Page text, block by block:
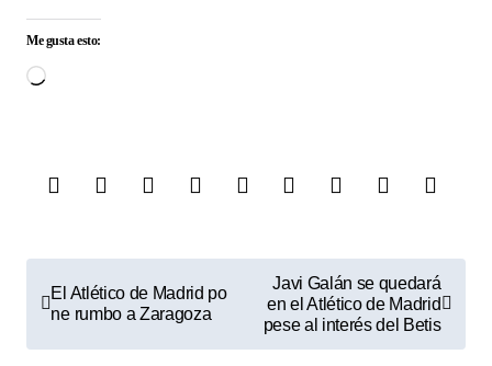
Me gusta esto:
Cargando...
v
El Atlético de Madrid po
ne rumbo a Zaragoza
Javi Galán se quedará
en el Atlético de Madrid
pese al interés del Betis